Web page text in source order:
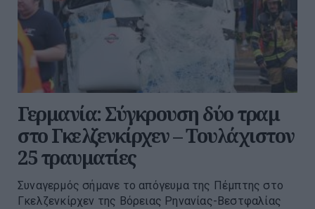
Γερμανία: Σύγκρουση δύο τραμ
στο Γκελζενκίρχεν – Τουλάχιστον
25 τραυματίες
Συναγερμός σήμανε το απόγευμα της Πέμπτης στο
Γκελζενκίρχεν της Βόρειας Ρηνανίας-Βεστφαλίας